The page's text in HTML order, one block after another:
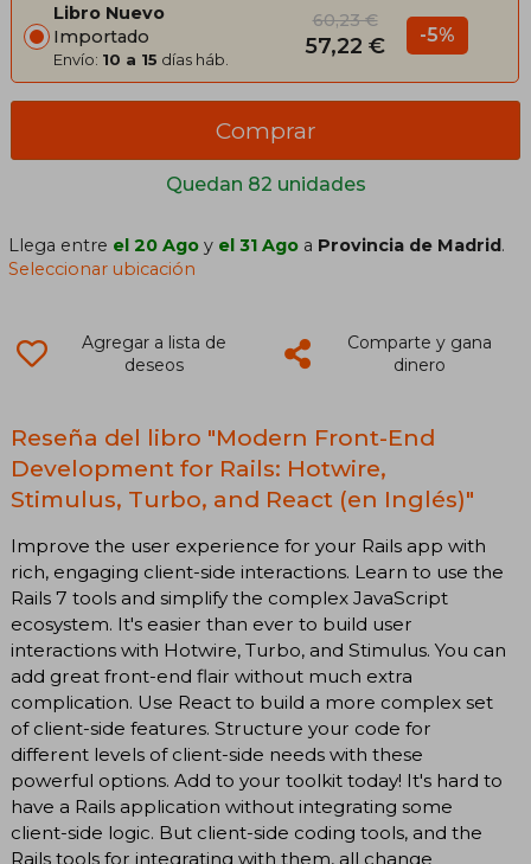
Libro Nuevo
Importado
Envío: 10 a 15 días háb.
60,23 €
57,22 € -5%
Quedan 82 unidades
Comprar
Llega entre el 20 Ago y el 31 Ago a Provincia de Madrid.
Seleccionar ubicación
Agregar a lista de
deseos
Comparte y gana
dinero
Reseña del libro "Modern Front-End
Development for Rails: Hotwire,
Stimulus, Turbo, and React (en Inglés)"
Improve the user experience for your Rails app with
rich, engaging client-side interactions. Learn to use the
Rails 7 tools and simplify the complex JavaScript
ecosystem. It's easier than ever to build user
interactions with Hotwire, Turbo, and Stimulus. You can
add great front-end flair without much extra
complication. Use React to build a more complex set
of client-side features. Structure your code for
different levels of client-side needs with these
powerful options. Add to your toolkit today! It's hard to
have a Rails application without integrating some
client-side logic. But client-side coding tools, and the
Rails tools for integrating with them, all change